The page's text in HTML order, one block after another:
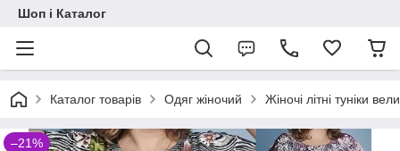
Шоп і Каталог
Каталог товарів Одяг жіночий Жіночі літні туніки
–21%